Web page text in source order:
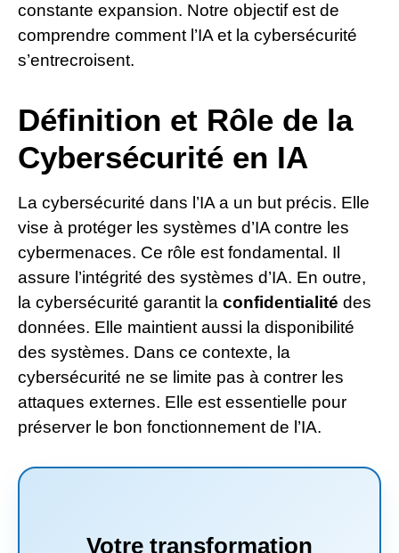
constante expansion. Notre objectif est de
comprendre comment l’IA et la cybersécurité
s’entrecroisent.
Définition et Rôle de la
Cybersécurité en IA
La cybersécurité dans l’IA a un but précis. Elle
vise à protéger les systèmes d’IA contre les
cybermenaces. Ce rôle est fondamental. Il
assure l’intégrité des systèmes d’IA. En outre,
la cybersécurité garantit la confidentialité des
données. Elle maintient aussi la disponibilité
des systèmes. Dans ce contexte, la
cybersécurité ne se limite pas à contrer les
attaques externes. Elle est essentielle pour
préserver le bon fonctionnement de l’IA.
Votre transformation